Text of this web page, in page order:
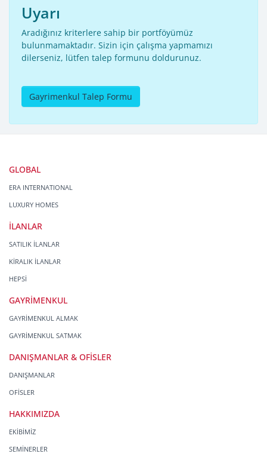
Uyarı
Aradığınız kriterlere sahip bir portföyümüz
bulunmamaktadır. Sizin için çalışma yapmamızı
dilerseniz, lütfen talep formunu doldurunuz.
Gayrimenkul Talep Formu
GLOBAL
ERA INTERNATIONAL
LUXURY HOMES
İLANLAR
SATILIK İLANLAR
KİRALIK İLANLAR
HEPSİ
GAYRİMENKUL
GAYRİMENKUL ALMAK
GAYRİMENKUL SATMAK
DANIŞMANLAR & OFİSLER
DANIŞMANLAR
OFİSLER
HAKKIMIZDA
EKİBİMİZ
SEMİNERLER